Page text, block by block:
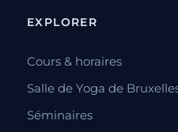
EXPLORER
Cours & horaires
Salle de Yoga de
Séminaires